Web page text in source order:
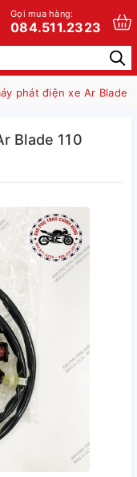
Gọi mua hàng:
084.511.2323
phát điện xe Ar Blade
Blade 110